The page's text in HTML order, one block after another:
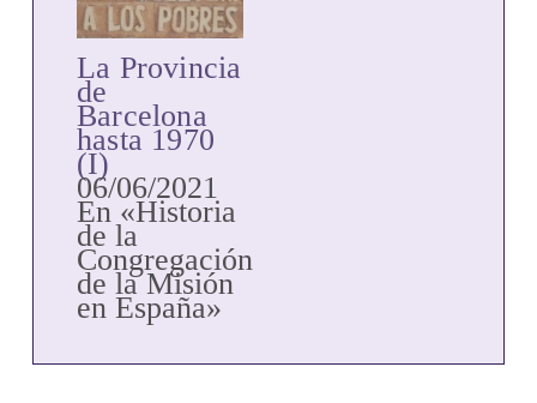
La Provincia
de
Barcelona
hasta 1970
(I)
06/06/2021
En «Historia
de la
Congregación
de la Misión
en España»